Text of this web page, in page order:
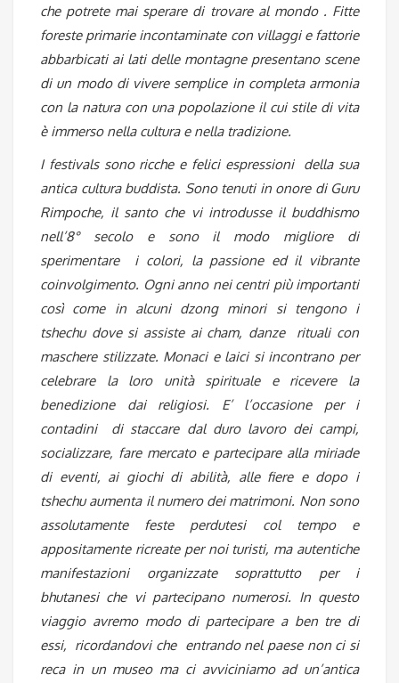
che potrete mai sperare di trovare al mondo . Fitte
foreste primarie incontaminate con villaggi e fattorie
abbarbicati ai lati delle montagne presentano scene
di un modo di vivere semplice in completa armonia
con la natura con una popolazione il cui stile di vita
è immerso nella cultura e nella tradizione.
I festivals sono ricche e felici espressioni della sua
antica cultura buddista. Sono tenuti in onore di Guru
Rimpoche, il santo che vi introdusse il buddhismo
nell’8° secolo e sono il modo migliore di
sperimentare i colori, la passione ed il vibrante
coinvolgimento. Ogni anno nei centri più importanti
così come in alcuni dzong minori si tengono i
tshechu dove si assiste ai cham, danze rituali con
maschere stilizzate. Monaci e laici si incontrano per
celebrare la loro unità spirituale e ricevere la
benedizione dai religiosi. E’ l’occasione per i
contadini di staccare dal duro lavoro dei campi,
socializzare, fare mercato e partecipare alla miriade
di eventi, ai giochi di abilità, alle fiere e dopo i
tshechu aumenta il numero dei matrimoni. Non sono
assolutamente feste perdutesi col tempo e
appositamente ricreate per noi turisti, ma autentiche
manifestazioni organizzate soprattutto per i
bhutanesi che vi partecipano numerosi. In questo
viaggio avremo modo di partecipare a ben tre di
essi, ricordandovi che entrando nel paese non ci si
reca in un museo ma ci avviciniamo ad un’antica